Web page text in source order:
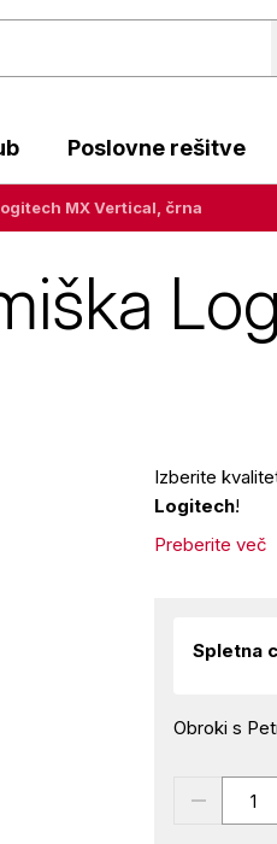
Poslovne rešitve
MX Vertical, črna
Izberite
Logitech!
Preberite več
Spletna
Obroki s